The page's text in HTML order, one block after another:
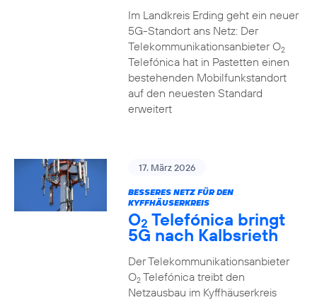
Im Landkreis Erding geht ein neuer
5G-Standort ans Netz: Der
Telekommunikationsanbieter O2
Telefónica hat in Pastetten einen
bestehenden Mobilfunkstandort
auf den neuesten Standard
erweitert
17. März 2026
BESSERES NETZ FÜR DEN
KYFFHÄUSERKREIS
O2 Telefónica bringt
5G nach Kalbsrieth
Der Telekommunikationsanbieter
O2Telefónica treibt den
Netzausbau im Kyffhäuserkreis